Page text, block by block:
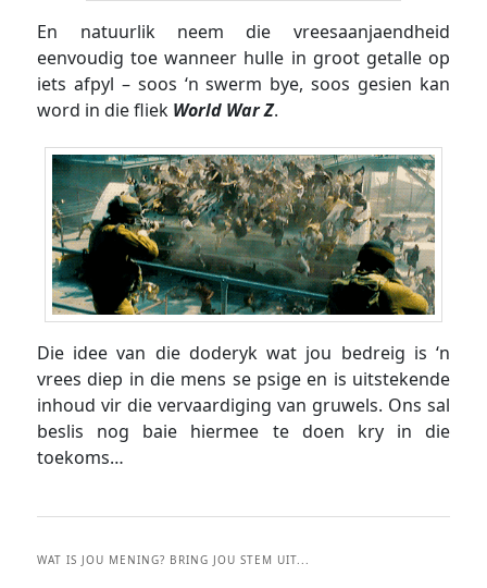
En natuurlik neem die vreesaanjaendheid
eenvoudig toe wanneer hulle in groot getalle op
iets afpyl – soos ‘n swerm bye, soos gesien kan
word in die fliek World War Z.
Die idee van die doderyk wat jou bedreig is ‘n
vrees diep in die mens se psige en is uitstekende
inhoud vir die vervaardiging van gruwels. Ons sal
beslis nog baie hiermee te doen kry in die
toekoms…
WAT IS JOU MENING? BRING JOU STEM UIT...